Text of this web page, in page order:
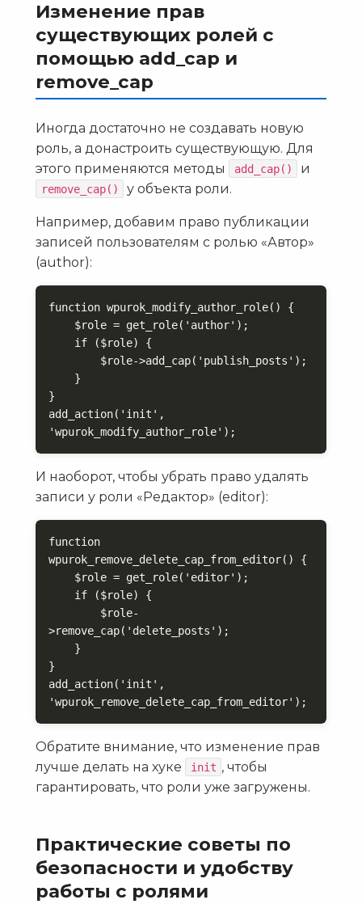
Изменение прав
существующих ролей с
помощью add_cap и
remove_cap
Иногда достаточно не создавать новую
роль, а донастроить существующую. Для
этого применяются методы
add_cap() и
remove_cap() у объекта роли.
Например, добавим право публикации
записей пользователям с ролью «Автор»
(author):
function wpurok_modify_author_role() {
}
add_action('init',
'wpurok_modify_author_role');
И наоборот, чтобы убрать право удалять
записи у роли «Редактор» (editor):
function
wpurok_remove_delete_cap_from_editor() {
>remove_cap('delete_posts');
}
add_action('init',
'wpurok_remove_delete_cap_from_editor');
Обратите внимание, что изменение прав
лучше делать на хуке
init , чтобы
гарантировать, что роли уже загружены.
Практические советы по
безопасности и удобству
работы с ролями